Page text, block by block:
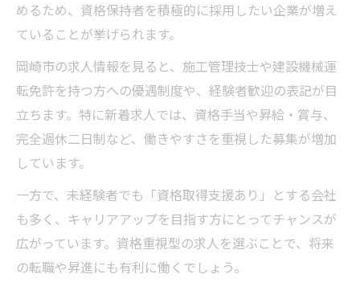
めるため、資格保持者を積極的に採用したい企業が増え
ていることが挙げられます。
岡崎市の求人情報を見ると、施工管理技士や建設機械運
転免許を持つ方への優遇制度や、経験者歓迎の表記が目
立ちます。特に新着求人では、資格手当や昇給・賞与、
完全週休二日制など、働きやすさを重視した募集が増加
しています。
一方で、未経験者でも「資格取得支援あり」とする会社
も多く、キャリアアップを目指す方にとってチャンスが
広がっています。資格重視型の求人を選ぶことで、将来
の転職や昇進にも有利に働くでしょう。